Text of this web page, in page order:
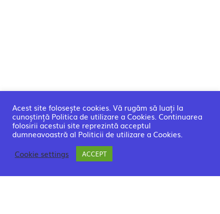
Acest site folosește cookies. Vă rugăm să luați la
cunoștință Politica de utilizare a Cookies. Continuarea
folosirii acestui site reprezintă acceptul
dumneavoastră al Politicii de utilizare a Cookies.
Cookie settings
ACCEPT